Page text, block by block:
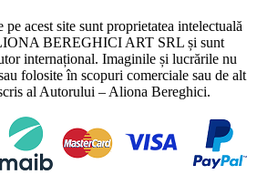
acest site sunt proprietatea intelectuală
BEREGHICI ART SRL și sunt
internațional. Imaginile și lucrările nu
folosite în scopuri comerciale sau de alt
al Autorului – Aliona Bereghici.